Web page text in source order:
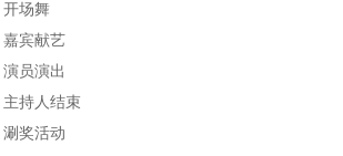
开场舞
嘉宾献艺
演员演出
主持人结束
涮奖活动